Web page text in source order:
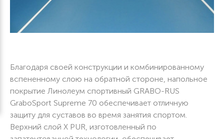
Благодаря своей конструкции и комбинированному
вспененному слою на обратной стороне, напольное
покрытие Линолеум спортивный GRABO-RUS
GraboSport Supreme 70 обеспечивает отличную
защиту для суставов во время занятия спортом.
Верхний слой X PUR, изготовленный по